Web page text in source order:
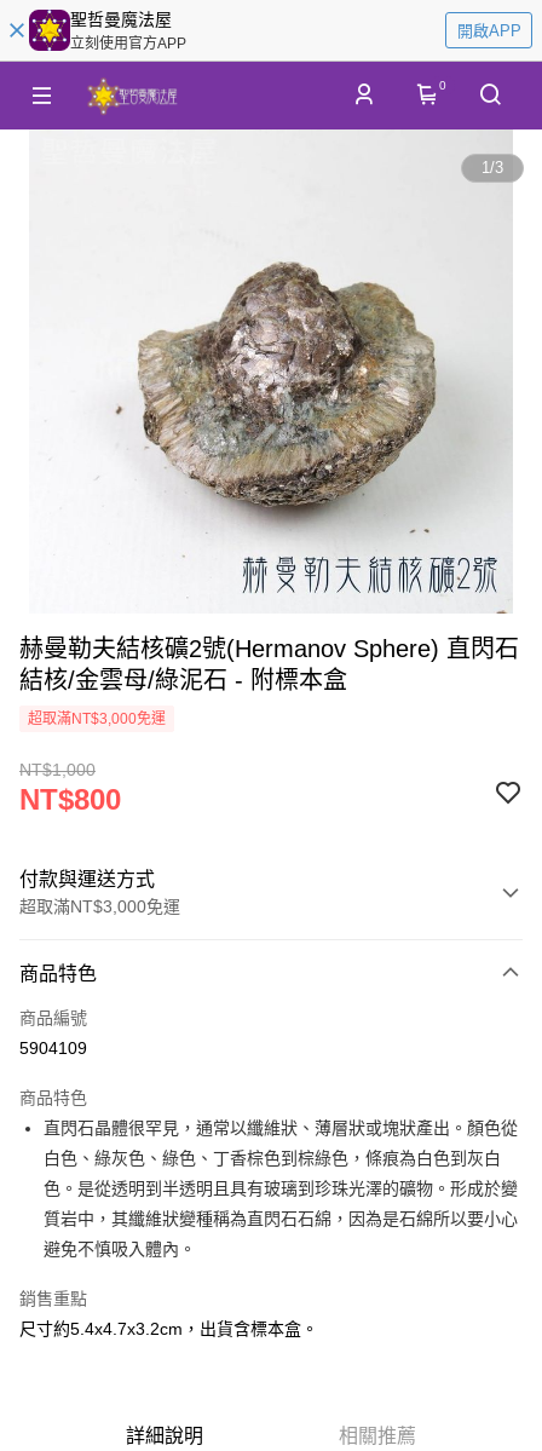
聖哲曼魔法屋
立刻使用官方APP
開啟APP
0
1/3
赫曼勒夫結核礦2號(Hermanov Sphere) 直閃石
結核/金雲母/綠泥石 - 附標本盒
超取滿NT$3,000免運
NT$1,000
NT$800
付款與運送方式
超取滿NT$3,000免運
信用卡一次付款
超商取貨付款
Apple Pay
街口支付
悠遊付
ATM付款
商品特色
商品編號
5904109
商品特色
直閃石晶體很罕見，通常以纖維狀、薄層狀或塊狀產出。顏色從
白色、綠灰色、綠色、丁香棕色到棕綠色，條痕為白色到灰白
色。是從透明到半透明且具有玻璃到珍珠光澤的礦物。形成於變
質岩中，其纖維狀變種稱為直閃石石綿，因為是石綿所以要小心
避免不慎吸入體內。
銷售重點
尺寸約5.4x4.7x3.2cm，出貨含標本盒。
詳細說明 相關推薦